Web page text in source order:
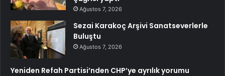
Ağustos 7, 2026
Sezai Karakoç Arşivi Sanatseverlerle
Buluştu
Ağustos 7, 2026
Yeniden Refah Partisi’nden CHP’ye ayrılık yorumu